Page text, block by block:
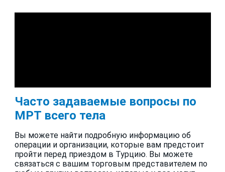
Часто задаваемые вопросы по
МРТ всего тела
Вы можете найти подробную информацию об
операции и организации, которые вам предстоит
пройти перед приездом в Турцию. Вы можете
связаться с вашим торговым представителем по